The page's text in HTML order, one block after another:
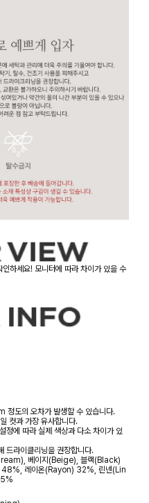
하세요! 모니터에 따라 차이가 있을 수
정도의 오차가 발생할 수 있습니다.
컷과 가장 유사합니다.
정에 따라 실제 색상과 다소 차이가 있
드라이클리닝을 권장합니다.
베이지(Beige), 블랙(Black)
레이온(Rayon) 32%, 린넨(Lin